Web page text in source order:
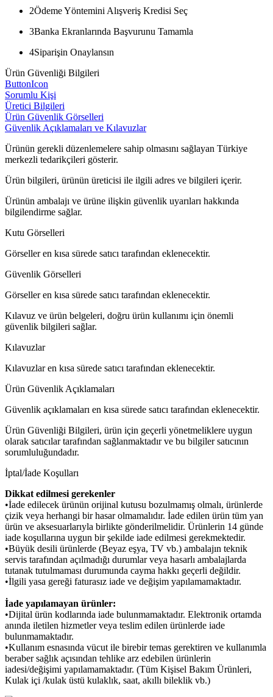
2Ödeme Yöntemini Alışveriş Kredisi Seç
3Banka Ekranlarında Başvurunu Tamamla
4Siparişin Onaylansın
Ürün Güvenliği Bilgileri
ButtonIcon
Sorumlu Kişi
Üretici Bilgileri
Ürün Güvenlik Görselleri
Güvenlik Açıklamaları ve Kılavuzlar
Ürünün gerekli düzenlemelere sahip olmasını sağlayan Türkiye
merkezli tedarikçileri gösterir.
Ürün bilgileri, ürünün üreticisi ile ilgili adres ve bilgileri içerir.
Ürünün ambalajı ve ürüne ilişkin güvenlik uyarıları hakkında
bilgilendirme sağlar.
Kutu Görselleri
Görseller en kısa sürede satıcı tarafından eklenecektir.
Güvenlik Görselleri
Görseller en kısa sürede satıcı tarafından eklenecektir.
Kılavuz ve ürün belgeleri, doğru ürün kullanımı için önemli
güvenlik bilgileri sağlar.
Kılavuzlar
Kılavuzlar en kısa sürede satıcı tarafından eklenecektir.
Ürün Güvenlik Açıklamaları
Güvenlik açıklamaları en kısa sürede satıcı tarafından eklenecektir.
Ürün Güvenliği Bilgileri, ürün için geçerli yönetmeliklere uygun
olarak satıcılar tarafından sağlanmaktadır ve bu bilgiler satıcının
sorumluluğundadır.
İptal/İade Koşulları
Dikkat edilmesi gerekenler
•İade edilecek ürünün orijinal kutusu bozulmamış olmalı, ürünlerde
çizik veya herhangi bir hasar olmamalıdır. İade edilen ürün tüm yan
ürün ve aksesuarlarıyla birlikte gönderilmelidir. Ürünlerin 14 günde
iade koşullarına uygun bir şekilde iade edilmesi gerekmektedir.
•Büyük desili ürünlerde (Beyaz eşya, TV vb.) ambalajın teknik
servis tarafından açılmadığı durumlar veya hasarlı ambalajlarda
tutanak tutulmaması durumunda cayma hakkı geçerli değildir.
•İlgili yasa gereği faturasız iade ve değişim yapılamamaktadır.
İade yapılamayan ürünler:
•Dijital ürün kodlarında iade bulunmamaktadır. Elektronik ortamda
anında iletilen hizmetler veya teslim edilen ürünlerde iade
bulunmamaktadır.
•Kullanım esnasında vücut ile birebir temas gerektiren ve kullanımla
beraber sağlık açısından tehlike arz edebilen ürünlerin
iadesi/değişimi yapılamamaktadır. (Tüm Kişisel Bakım Ürünleri,
Kulak içi /kulak üstü kulaklık, saat, akıllı bileklik vb.)